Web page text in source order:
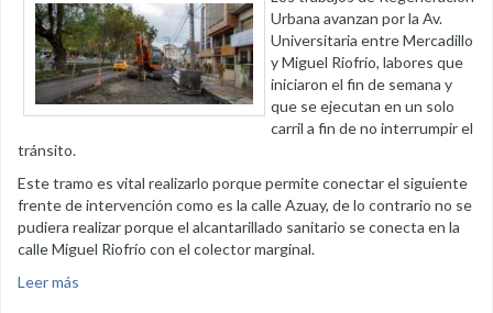
Urbana avanzan por la Av.
Universitaria entre Mercadillo
y Miguel Riofrío, labores que
iniciaron el fin de semana y
que se ejecutan en un solo
carril a fin de no interrumpir el
tránsito.
Este tramo es vital realizarlo porque permite conectar el siguiente
frente de intervención como es la calle Azuay, de lo contrario no se
pudiera realizar porque el alcantarillado sanitario se conecta en la
calle Miguel Riofrío con el colector marginal.
Leer más